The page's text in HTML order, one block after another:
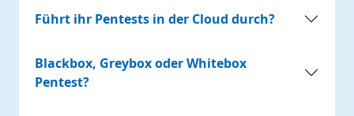
Führt ihr Pentests in der Cloud durch?
Blackbox, Greybox oder Whitebox
Pentest?